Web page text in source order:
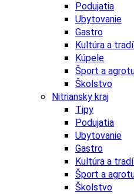
Podujatia
Ubytovanie
Gastro
Kultúra a
Kúpele
Šport a
Školstvo
Nitriansky kraj
Tipy
Podujatia
Ubytovanie
Gastro
Kultúra a
Šport a
Školstvo